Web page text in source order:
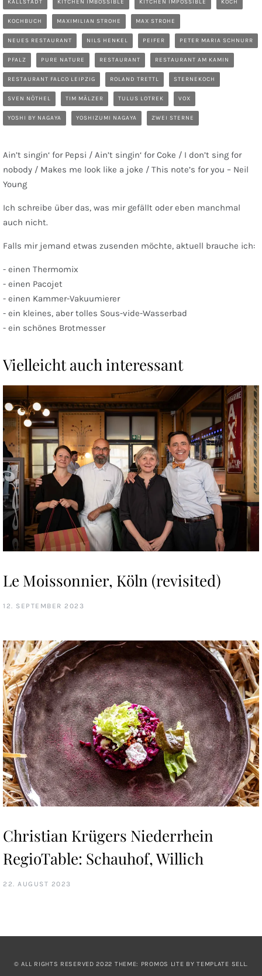
KALLSTADT KITCHEN IMBOSSIBLE KITCHEN IMPOSSIBLE KOCH
KOCHBUCH MAXIMILIAN STROHE MAX STROHE
NEUES RESTAURANT NILS HENKEL PEIFER PETER MARIA SCHNURR
PFALZ PURE NATURE RESTAURANT RESTAURANT AM KAMIN
RESTAURANT FALCO LEIPZIG ROLAND TRETTL STERNEKOCH
SVEN NÖTHEL TIM MÄLZER TULUS LOTREK VOX
YOSHI BY NAGAYA YOSHIZUMI NAGAYA ZWEI STERNE
Ain’t singin‘ for Pepsi / Ain’t singin‘ for Coke / I don’t sing for
nobody / Makes me look like a joke / This note’s for you – Neil
Young
Ich schreibe über das, was mir gefällt oder eben manchmal
auch nicht.
Falls mir jemand etwas zusenden möchte, aktuell brauche ich:
- einen Thermomix
- einen Pacojet
- einen Kammer-Vakuumierer
- ein kleines, aber tolles Sous-vide-Wasserbad
- ein schönes Brotmesser
Vielleicht auch interessant
Le Moissonnier, Köln (revisited)
12. SEPTEMBER 2023
Christian Krügers Niederrhein
RegioTable: Schauhof, Willich
22. AUGUST 2023
© ALL RIGHTS RESERVED 2022 THEME: PROMOS LITE BYTEMPLATE SELL.